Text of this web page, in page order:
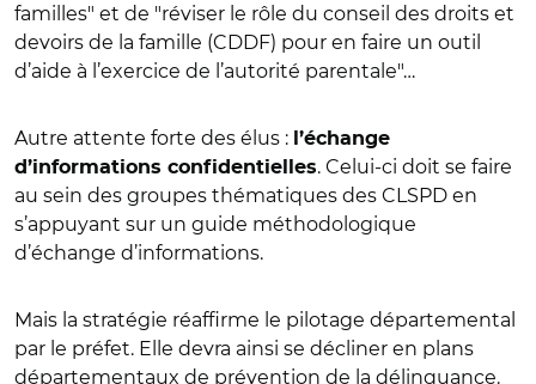
familles" et de "réviser le rôle du conseil des droits et
devoirs de la famille (CDDF) pour en faire un outil
d’aide à l’exercice de l’autorité parentale"…
Autre attente forte des élus : l’échange
d’informations confidentielles. Celui-ci doit se faire
au sein des groupes thématiques des CLSPD en
s’appuyant sur un guide méthodologique
d’échange d’informations.
Mais la stratégie réaffirme le pilotage départemental
par le préfet. Elle devra ainsi se décliner en plans
départementaux de prévention de la délinquance.